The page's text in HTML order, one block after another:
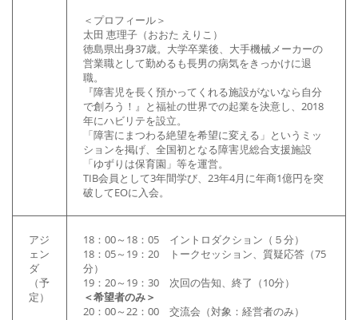
＜プロフィール＞
太田 恵理子（おおた えりこ）
徳島県出身37歳。大学卒業後、大手機械メーカーの
営業職として勤めるも長男の病気をきっかけに退
職。
『障害児を長く預かってくれる施設がないなら自分
で創ろう！』と福祉の世界での起業を決意し、2018
年にハビリテを設立。
「障害にまつわる絶望を希望に変える」というミッ
ションを掲げ、全国初となる障害児総合支援施設
「ゆずりは保育園」等を運営。
TIB会員として3年間学び、23年4月に年商1億円を突
破してEOに入会。
アジ
ェン
ダ
（予
定）
18：00～18：05 イントロダクション（５分）
18：05～19：20 トークセッション、質疑応答（75
分）
19：20～19：30 次回の告知、終了（10分）
＜希望者のみ＞
20：00～22：00 交流会（対象：経営者のみ）